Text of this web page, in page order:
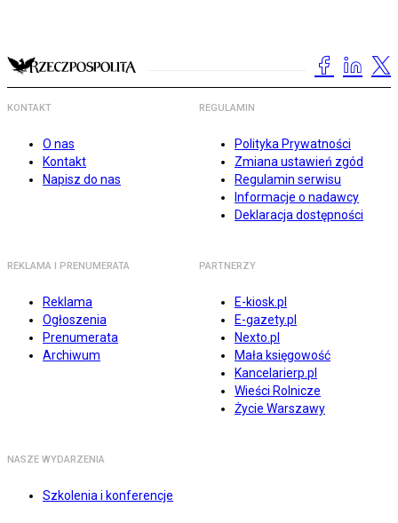
KONTAKT
O nas
Kontakt
Napisz do nas
REGULAMIN
Polityka Prywatności
Zmiana ustawień zgód
Regulamin serwisu
Informacje o nadawcy
Deklaracja dostępności
REKLAMA I PRENUMERATA
Reklama
Ogłoszenia
Prenumerata
Archiwum
PARTNERZY
E-kiosk.pl
E-gazety.pl
Nexto.pl
Mała księgowość
Kancelarierp.pl
Wieści Rolnicze
Życie Warszawy
NASZE WYDARZENIA
Szkolenia i konferencje